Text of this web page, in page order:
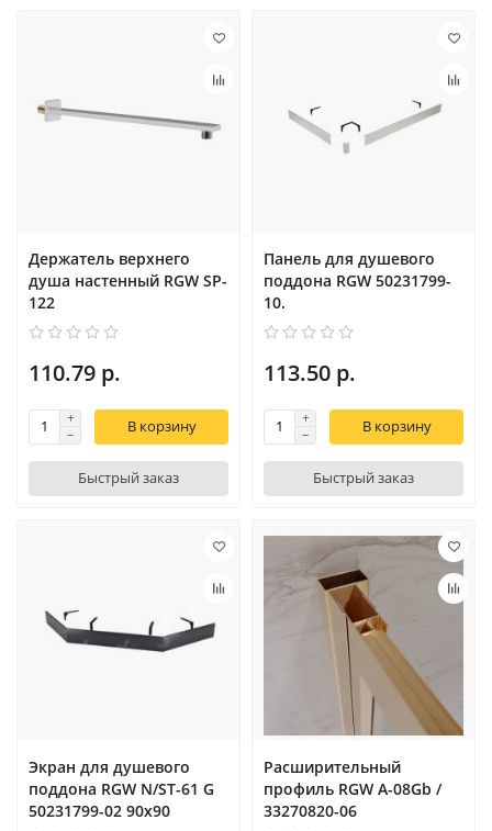
Держатель верхнего
душа настенный RGW SP-
122
110.79 р.
В корзину
Быстрый заказ
Панель для душевого
поддона RGW 50231799-
10.
113.50 р.
В корзину
Быстрый заказ
Экран для душевого
поддона RGW N/ST-61 G
50231799-02 90x90
Расширительный
профиль RGW A-08Gb /
33270820-06